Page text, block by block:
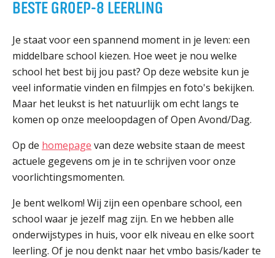
ORGANISATIE
Missie en visie
Organisatie
Klachten en integriteit
GROEP 8
Kennismaking / Open dagen
Schoolgids
Begeleiding
Profielen vmbo
Onderwijs op vmbo-tl, havo, vwo en tweetalig vwo
Projectklassen vmbo-tl, havo, vwo en tweetalig
vwo
BESTE GROEP-8 LEERLING
Je staat voor een spannend moment in je leven: een
middelbare school kiezen. Hoe weet je nou welke
school het best bij jou past? Op deze website kun je
veel informatie vinden en filmpjes en foto's bekijken.
Maar het leukst is het natuurlijk om echt langs te
komen op onze meeloopdagen of Open Avond/Dag.
Op de homepage van deze website staan de meest
actuele gegevens om je in te schrijven voor onze
voorlichtingsmomenten.
Je bent welkom! Wij zijn een openbare school, een
school waar je jezelf mag zijn. En we hebben alle
onderwijstypes in huis, voor elk niveau en elke soort
leerling. Of je nou denkt naar het vmbo basis/kader te